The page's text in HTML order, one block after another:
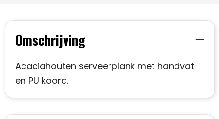
Omschrijving
Acaciahouten serveerplank met handvat
en PU koord.